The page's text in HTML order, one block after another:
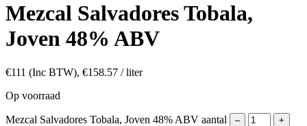
Mezcal Salvadores Tobala,
Joven 48% ABV
€111 (Inc BTW), €158.57 / liter
Op voorraad
Mezcal Salvadores Tobala, Joven 48% ABV aantal –
+